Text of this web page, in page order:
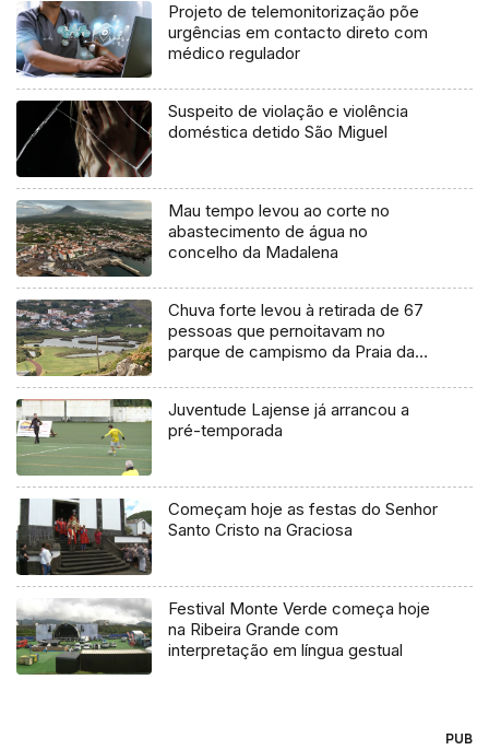
Projeto de telemonitorização põe
urgências em contacto direto com
médico regulador
Suspeito de violação e violência
doméstica detido São Miguel
Mau tempo levou ao corte no
abastecimento de água no
concelho da Madalena
Chuva forte levou à retirada de 67
pessoas que pernoitavam no
parque de campismo da Praia da
Juventude Lajense já arrancou a
pré-temporada
Começam hoje as festas do Senhor
Santo Cristo na Graciosa
Festival Monte Verde começa hoje
na Ribeira Grande com
interpretação em língua gestual
PUB